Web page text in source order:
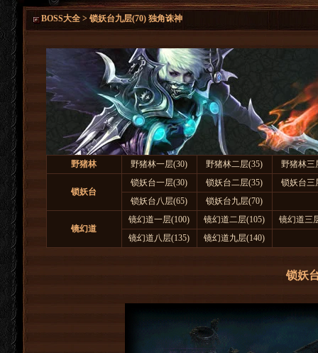
BOSS大全 > 锁妖台九层(70) 独角诛神
野猪林 野猪林一层(30) 野猪林二层(35) 野猪林三
锁妖台
锁妖台一层(30) 锁妖台二层(35)
锁妖台三
锁妖台八层(65)
锁妖台九层(70)
镜幻道
镜幻道一层(100) 镜幻道二层(105)
镜幻道三
镜幻道八层(135)
镜幻道九层(140)
锁妖